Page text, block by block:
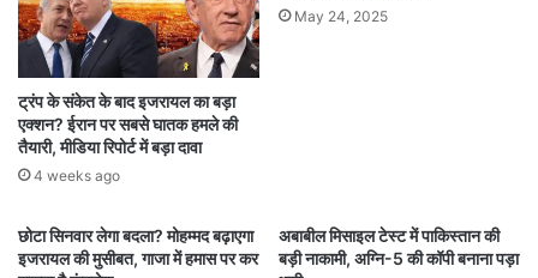
ट्रंप के संकेत के बाद इजरायल का बड़ा
एक्शन? ईरान पर सबसे घातक हमले की
तैयारी, मीडिया रिपोर्ट में बड़ा दावा
4 weeks ago
May 24, 2025
छोटा सिनवार लेगा बदला? मोहम्मद बढ़ाएगा
इजरायल की मुसीबत, गाजा में हमास पर कर
अबाबील मिसाइल टेस्ट में पाकिस्तान की
बड़ी नाकामी, अग्नि-5 की कॉपी बनाना पड़ा